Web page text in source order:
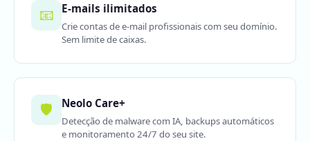
📧 E-mails ilimitados
Crie contas de e-mail profissionais com seu domínio.
Sem limite de caixas.
🛡️ Neolo Care+
Detecção de malware com IA, backups automáticos
e monitoramento 24/7 do seu site.